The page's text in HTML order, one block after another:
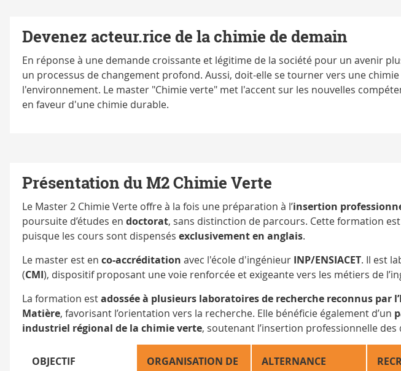
Devenez acteur.rice de la chimie de demain
En réponse à une demande croissante et légitime de la société pour un avenir
un processus de changement profond. Aussi, doit-elle se tourner vers une
l'environnement. Le master "Chimie verte" met l'accent sur les nouvelles
en faveur d'une chimie durable.
Présentation du M2 Chimie Verte
Le Master 2 Chimie Verte offre à la fois une préparation à l’insertion
poursuite d’études en doctorat, sans distinction de parcours. Cette formation
puisque les cours sont dispensés exclusivement en anglais.
Le master est en co-accréditation avec l'école d'ingénieur INP/ENSIACET. Il est
(CMI), dispositif proposant une voie renforcée et exigeante vers les métiers de
La formation estadossée à plusieurs laboratoires de recherche reconnus par
Matière, favorisant l’orientation vers la recherche. Elle bénéficie également d’un
industriel régional de la chimie verte, soutenant l’insertion professionnelle des
OBJECTIF
ORGANISATION DE
ALTERNANCE